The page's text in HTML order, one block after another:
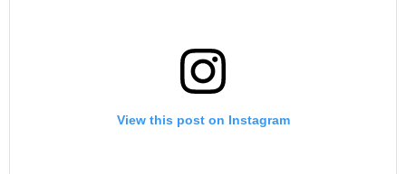
View this post on Instagram